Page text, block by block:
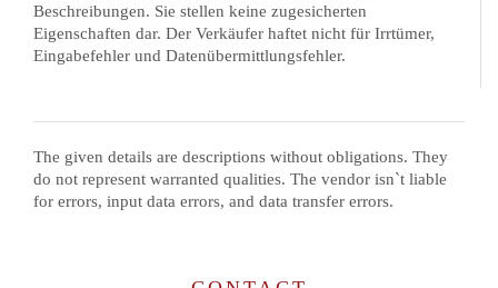
Beschreibungen. Sie stellen keine zugesicherten
Eigenschaften dar. Der Verkäufer haftet nicht für Irrtümer,
Eingabefehler und Datenübermittlungsfehler.
The given details are descriptions without obligations. They
do not represent warranted qualities. The vendor isn`t liable
for errors, input data errors, and data transfer errors.